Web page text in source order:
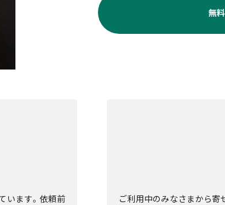
無
います。依頼前 ご利用中のみなさまから寄